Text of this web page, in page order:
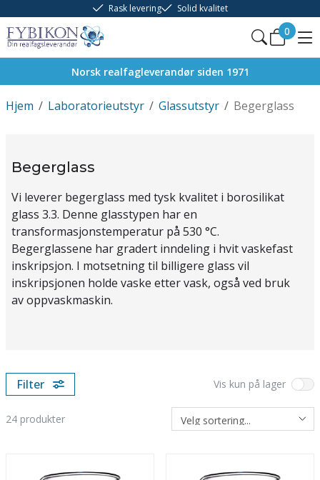
Rask levering Solid kvalitet
0
Norsk realfagleverandør siden 1971
/
Hjem /
Laboratorieutstyr /
Glassutstyr Begerglass
Begerglass
Vi leverer begerglass med tysk kvalitet i borosilikat
glass 3.3. Denne glasstypen har en
transformasjonstemperatur på 530 °C.
Begerglassene har gradert inndeling i hvit vaskefast
inskripsjon. I motsetning til billigere glass vil
inskripsjonen holde vaske etter vask, også ved bruk
av oppvaskmaskin.
Filter Vis kun på lager
24 produkter